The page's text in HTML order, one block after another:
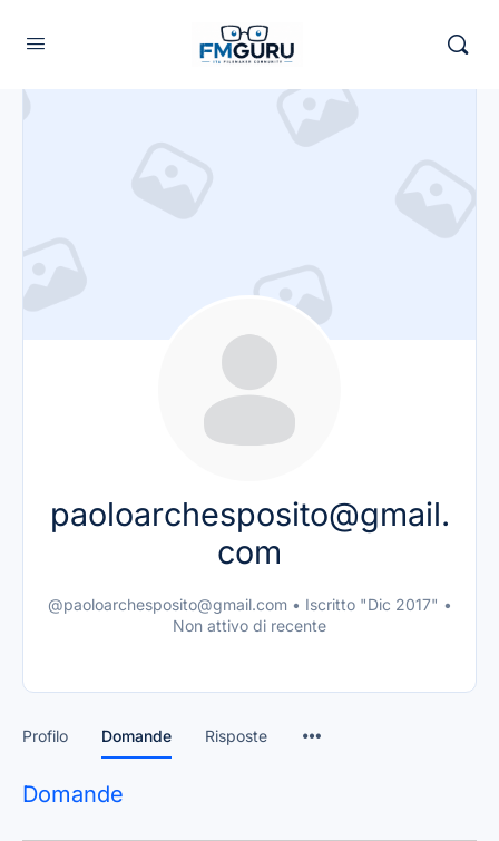
paoloarchesposito@gmail.
com
@paoloarchesposito@gmail.com • Iscritto "Dic 2017" •
Non attivo di recente
Profilo Domande Risposte
Domande